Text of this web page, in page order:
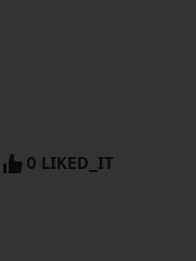
0 LIKED_IT